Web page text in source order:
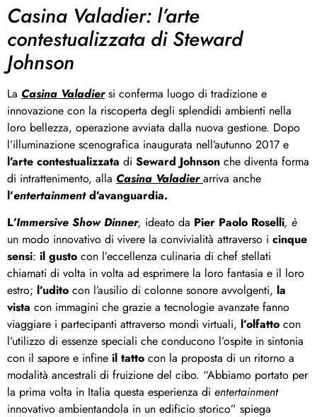
Casina Valadier: l’arte
contestualizzata di Steward
Johnson
La Casina Valadiersi conferma luogo di tradizione e
innovazione con la riscoperta degli splendidi ambienti nella
loro bellezza, operazione avviata dalla nuova gestione. Dopo
l’illuminazione scenografica inaugurata nell’autunno 2017 e
l’arte contestualizzata di Seward Johnson che diventa forma
di intrattenimento, alla Casina Valadier arriva anche
l’entertainmentd’avanguardia.
L’Immersive Show Dinner, ideato da Pier Paolo Roselli, è
un modo innovativo di vivere la convivialità attraverso i cinque
sensi: il gusto con l’eccellenza culinaria di chef stellati
chiamati di volta in volta ad esprimere la loro fantasia e il loro
estro; l’udito con l’ausilio di colonne sonore avvolgenti, la
vista con immagini che grazie a tecnologie avanzate fanno
viaggiare i partecipanti attraverso mondi virtuali, l’olfatto con
l’utilizzo di essenze speciali che conducono l’ospite in sintonia
con il sapore e infine il tatto con la proposta di un ritorno a
modalità ancestrali di fruizione del cibo. “Abbiamo portato per
la prima volta in Italia questa esperienza di entertainment
innovativo ambientandola in un edificio storico” spiega